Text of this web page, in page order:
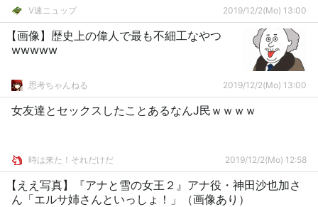
V速ニュップ 2019/12/2(Mo) 13:00
【画像】歴史上の偉人で最も不細工なやつ
wwwww
思考ちゃんねる 2019/12/2(Mo) 13:00
女友達とセックスしたことあるなんJ民ｗｗｗｗ
時は来た！それだけだ 2019/12/2(Mo) 12:58
【ええ写真】『アナと雪の女王２』アナ役・神田沙也加さ
ん「エルサ姉さんといっしょ！」（画像あり）